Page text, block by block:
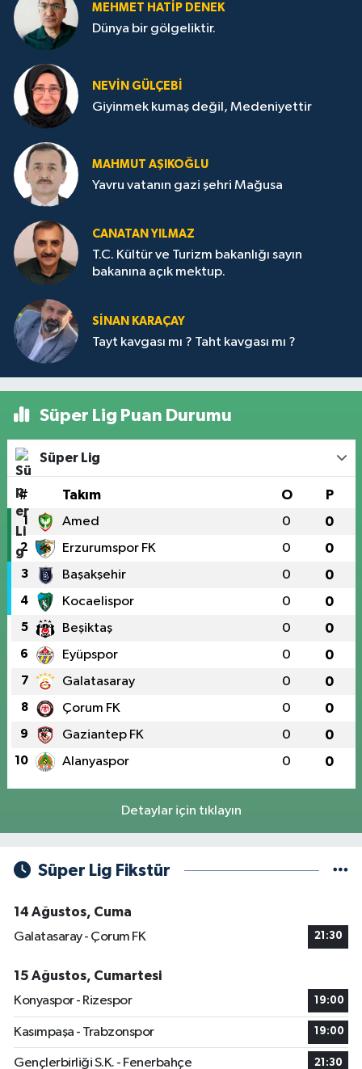
MEHMET HATİP DENEK
Dünya bir gölgeliktir.
NEVİN GÜLÇEBİ
Giyinmek kumaş değil, Medeniyettir
MAHMUT AŞIKOĞLU
Yavru vatanın gazi şehri Mağusa
CANATAN YILMAZ
T.C. Kültür ve Turizm bakanlığı sayın
bakanına açık mektup.
SİNAN KARAÇAY
Tayt kavgası mı ? Taht kavgası mı ?
Süper Lig Puan Durumu
Süper Lig
# Takım O P
1 Amed 0 0
2 Erzurumspor FK 0 0
3 Başakşehir 0 0
4 Kocaelispor 0 0
5 Beşiktaş 0 0
6 Eyüpspor 0 0
7 Galatasaray 0 0
8 Çorum FK 0 0
9 Gaziantep FK 0 0
10 Alanyaspor 0 0
Detaylar için tıklayın
Süper Lig Fikstür
14 Ağustos, Cuma
Galatasaray - Çorum FK
21:30
15 Ağustos, Cumartesi
Konyaspor - Rizespor
19:00
Kasımpaşa - Trabzonspor 19:00
Gençlerbirliği S.K. - Fenerbahçe 21:30